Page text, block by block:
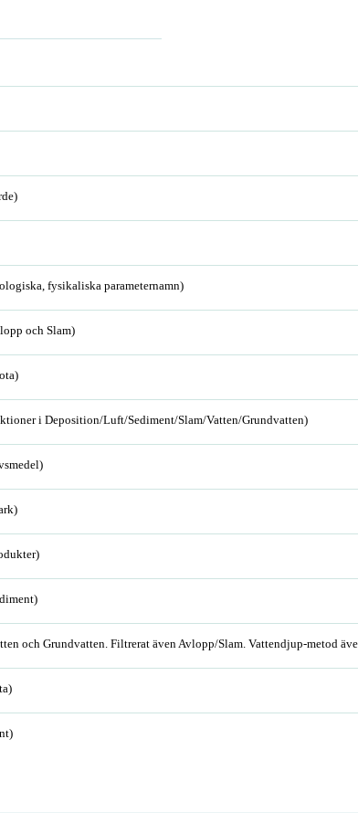
fysikaliska parameternamn)
och Slam)
i Deposition/Luft/Sediment/Slam/Vatten/Grundvatten)
och Grundvatten. Filtrerat även Avlopp/Slam. Vattendjup-metod